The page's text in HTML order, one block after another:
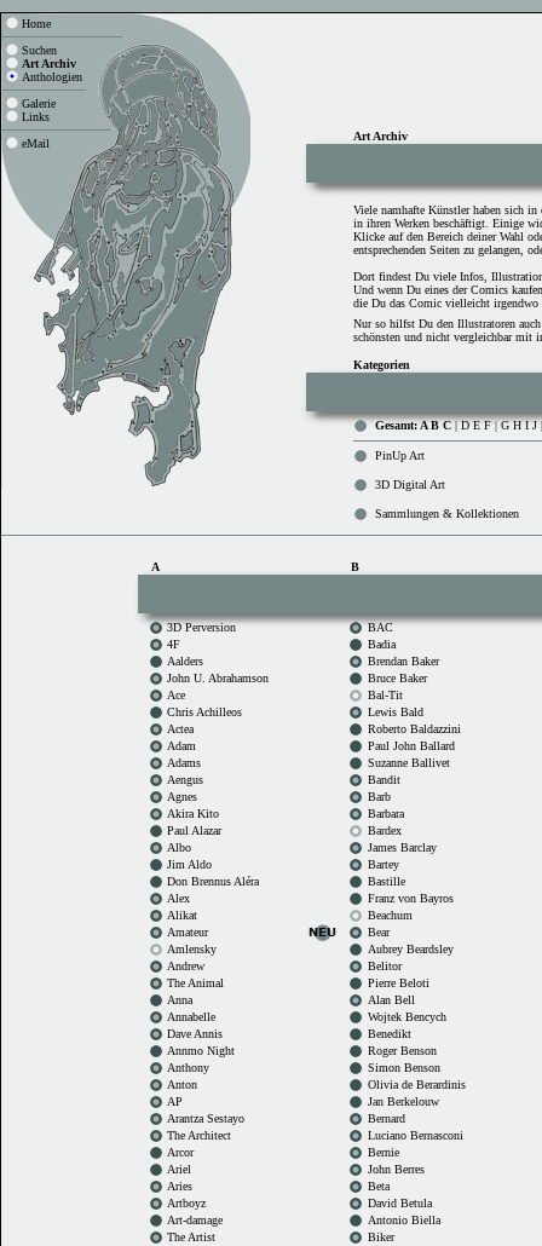
Home
Suchen
Art Archiv
Anthologien
Galerie
Links
eMail
Art Archiv
Viele namhafte Künstler haben sich
in ihren Werken beschäftigt. Einige
Klicke auf den Bereich deiner Wahl
entsprechenden Seiten zu gelangen,
Dort findest Du viele Infos,
Und wenn Du eines der Comics
die Du das Comic vielleicht
Nur so hilfst Du den Illustratoren
schönsten und nicht vergleichbar mit
Kategorien
Gesamt: A B C|D E F|G H I J
PinUp Art
3D Digital Art
Sammlungen & Kollektionen
A
3D Perversion
4F
Aalders
John U. Abrahamson
Ace
Chris Achilleos
Actea
Adam
Adams
Aengus
Agnes
Akira Kito
Paul Alazar
Albo
Jim Aldo
Don Brennus Aléra
Alex
Alikat
Amateur
Amlensky
Andrew
The Animal
Anna
Annabelle
Dave Annis
Annmo Night
Anthony
Anton
AP
Arantza Sestayo
The Architect
Arcor
Ariel
Aries
Artboyz
Art-damage
The Artist
B
BAC
Badia
Brendan Baker
Bruce Baker
Bal-Tit
Lewis Bald
Roberto Baldazzini
Paul John Ballard
Suzanne Ballivet
Bandit
Barb
Barbara
Bardex
James Barclay
Bartey
Bastille
Franz von Bayros
Beachum
Bear
Aubrey Beardsley
Belitor
Pierre Beloti
Alan Bell
Wojtek Bencych
Benedikt
Roger Benson
Simon Benson
Olivia de Berardinis
Jan Berkelouw
Bernard
Luciano Bernasconi
Bernie
John Berres
Beta
David Betula
Antonio Biella
Biker